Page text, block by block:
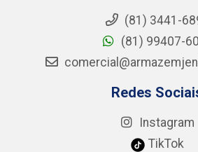
(81) 3441-
(81) 99407-
Redes
Instagram
TikTok